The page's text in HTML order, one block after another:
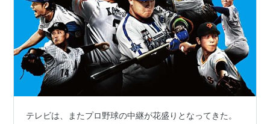
テレビは、またプロ野球の中継が花盛りとなってきた。